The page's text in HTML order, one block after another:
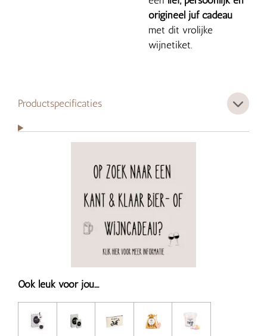
origineel juf cadeau
met dit vrolijke
wijnetiket.
Productspecificaties
Ook leuk voor jou....